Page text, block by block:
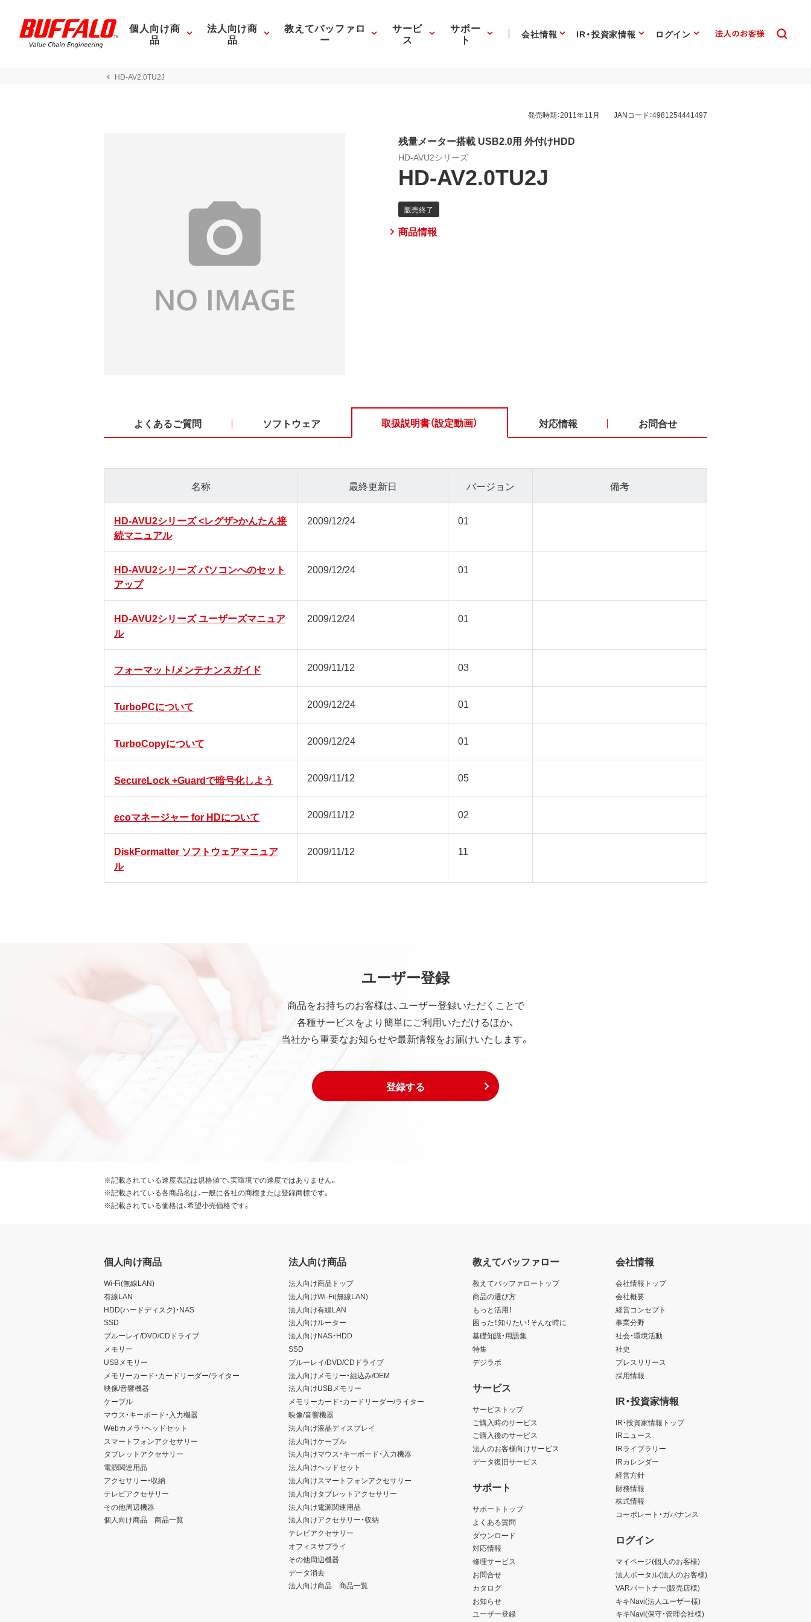
個人向け商
品
法人向け商
品
教えてバッファロ
ー
サービ
ス
サポー
ト 会社情報 IR・投資家情報 ログイン
HD-AV2.0TU2J
発売時期：2011年11月 JANコード：4981254441497
残量メーター搭載 USB2.0用 外付けHDD
HD-AVU2シリーズ
HD-AV2.0TU2J
商品情報
よくあるご質問 ソフトウェア 取扱説明書（設定動画） 対応情報 お問合せ
名称 最終更新日 バージョン 備考
HD-AVU2シリーズ <レグザ>かんたん接
続マニュアル
2009/12/24 01
HD-AVU2シリーズ パソコンへのセット
アップ
2009/12/24 01
HD-AVU2シリーズ ユーザーズマニュア
ル
2009/12/24 01
フォーマット/メンテナンスガイド 2009/11/12 03
TurboPCについて 2009/12/24 01
TurboCopyについて 2009/12/24 01
SecureLock +Guardで暗号化しよう 2009/11/12 05
ecoマネージャー for HDについて 2009/11/12 02
DiskFormatter ソフトウェアマニュア
ル
2009/11/12 11
ユーザー登録
商品をお持ちのお客様は、ユーザー登録いただくことで
各種サービスをより簡単にご利用いただけるほか、
当社から重要なお知らせや最新情報をお届けいたします。
登録する
※記載されている速度表記は規格値で、実環境での速度ではありません。
※記載されている各商品名は、一般に各社の商標または登録商標です。
※記載されている価格は、希望小売価格です。
個人向け商品
Wi-Fi(無線LAN)
有線LAN
HDD(ハードディスク)・NAS
SSD
ブルーレイ/DVD/CDドライブ
メモリー
USBメモリー
メモリーカード・カードリーダー/ライター
映像/音響機器
ケーブル
マウス・キーボード・入力機器
Webカメラ・ヘッドセット
スマートフォンアクセサリー
タブレットアクセサリー
電源関連用品
アクセサリー・収納
テレビアクセサリー
その他周辺機器
個人向け商品 商品一覧
法人向け商品
法人向け商品トップ
法人向けWi-Fi(無線LAN)
法人向け有線LAN
法人向けルーター
法人向けNAS・HDD
SSD
ブルーレイ/DVD/CDドライブ
法人向けメモリー・組込み/OEM
法人向けUSBメモリー
メモリーカード・カードリーダー/ライター
映像/音響機器
法人向け液晶ディスプレイ
法人向けケーブル
法人向けマウス・キーボード・入力機器
法人向けヘッドセット
法人向けスマートフォンアクセサリー
法人向けタブレットアクセサリー
法人向け電源関連用品
法人向けアクセサリー・収納
テレビアクセサリー
オフィスサプライ
その他周辺機器
データ消去
法人向け商品 商品一覧
教えてバッファロー
教えてバッファロートップ
商品の選び方
もっと活用！
困った！知りたい！そんな時に
基礎知識・用語集
特集
デジラボ
サービス
サービストップ
ご購入時のサービス
ご購入後のサービス
法人のお客様向けサービス
データ復旧サービス
サポート
サポートトップ
よくある質問
ダウンロード
対応情報
修理サービス
お問合せ
カタログ
お知らせ
ユーザー登録
会社情報
会社情報トップ
会社概要
経営コンセプト
事業分野
社会・環境活動
社史
プレスリリース
採用情報
IR・投資家情報
IR・投資家情報トップ
IRニュース
IRライブラリー
IRカレンダー
経営方針
財務情報
株式情報
コーポレート・ガバナンス
ログイン
マイページ(個人のお客様)
法人ポータル(法人のお客様)
VARパートナー(販売店様)
キキNavi(法人ユーザー様)
キキNavi(保守・管理会社様)